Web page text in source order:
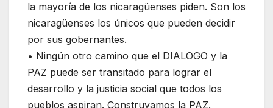
la mayoría de los nicaragüenses piden. Son los
nicaragüenses los únicos que pueden decidir
por sus gobernantes.
• Ningún otro camino que el DIALOGO y la
PAZ puede ser transitado para lograr el
desarrollo y la justicia social que todos los
pueblos aspiran. Construyamos la PAZ.